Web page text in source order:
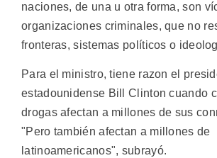
naciones, de una u otra forma, son
organizaciones criminales, que no
fronteras, sistemas políticos o
Para el ministro, tiene razon el
estadounidense Bill Clinton cuando
drogas afectan a millones de sus
"Pero también afectan a millones de
latinoamericanos", subrayó.